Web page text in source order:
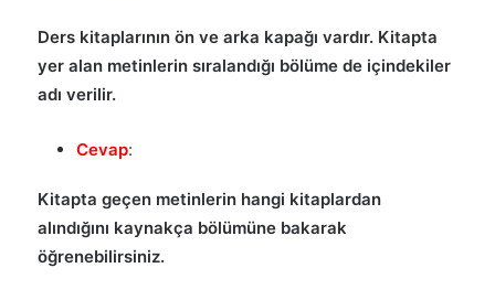
Ders kitaplarının ön ve arka kapağı vardır. Kitapta
yer alan metinlerin sıralandığı bölüme de içindekiler
adı verilir.
Cevap:
Kitapta geçen metinlerin hangi kitaplardan
alındığını kaynakça bölümüne bakarak
öğrenebilirsiniz.